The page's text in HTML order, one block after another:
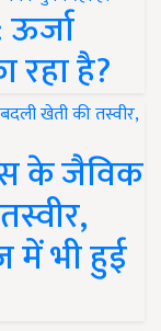
रहा है?
के जैविक
में भी हुई